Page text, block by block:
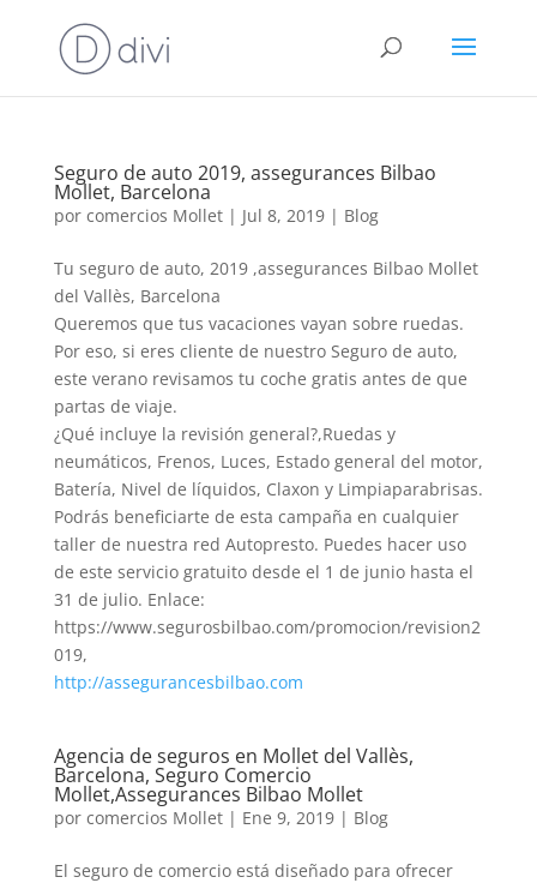
Seguro de auto 2019, assegurances Bilbao
Mollet, Barcelona
por comercios Mollet| Jul 8, 2019| Blog
Tu seguro de auto, 2019 ,assegurances Bilbao Mollet
del Vallès, Barcelona
Queremos que tus vacaciones vayan sobre ruedas.
Por eso, si eres cliente de nuestro Seguro de auto,
este verano revisamos tu coche gratis antes de que
partas de viaje.
¿Qué incluye la revisión general?,Ruedas y
neumáticos, Frenos, Luces, Estado general del motor,
Batería, Nivel de líquidos, Claxon y Limpiaparabrisas.
Podrás beneficiarte de esta campaña en cualquier
taller de nuestra red Autopresto. Puedes hacer uso
de este servicio gratuito desde el 1 de junio hasta el
31 de julio. Enlace:
https://www.segurosbilbao.com/promocion/revision2
019,
http://assegurancesbilbao.com
Agencia de seguros en Mollet del Vallès,
Barcelona, Seguro Comercio
Mollet,Assegurances Bilbao Mollet
por comercios Mollet| Ene 9, 2019| Blog
El seguro de comercio está diseñado para ofrecer